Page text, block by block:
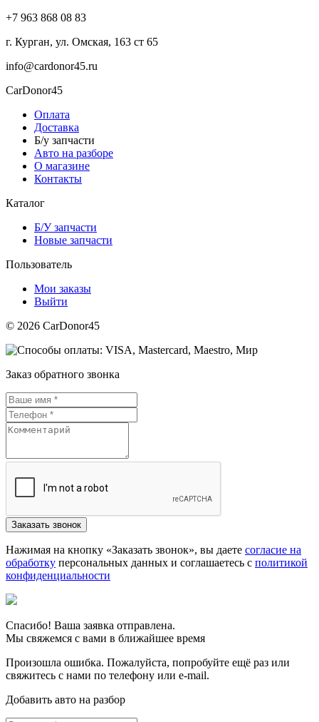
+7 963 868 08 83
г. Курган, ул. Омская, 163 ст 65
info@cardonor45.ru
CarDonor45
Оплата
Доставка
Б/у запчасти
Авто на разборе
О магазине
Контакты
Каталог
Б/У запчасти
Новые запчасти
Пользователь
Мои заказы
Выйти
© 2026 CarDonor45
Заказ обратного звонка
Нажимая на кнопку «Заказать звонок», вы даете согласие на
обработку персональных данных и соглашаетесь c политикой
конфиденциальности
Спасибо! Ваша заявка отправлена.
Мы свяжемся с вами в ближайшее время
Произошла ошибка. Пожалуйста, попробуйте ещё раз или
свяжитесь с нами по телефону или e-mail.
Добавить авто на разбор